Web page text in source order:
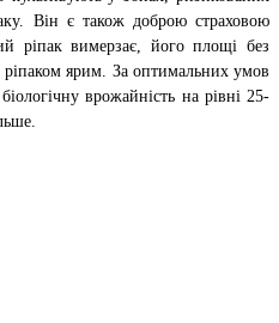
Він є також доброю страховою
ріпак вимерзає, його площі без
ярим. За оптимальних умов
врожайність на рівні 25-